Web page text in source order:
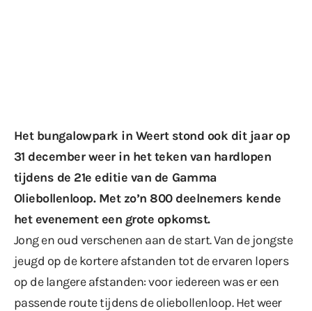
Het bungalowpark in Weert stond ook dit jaar op
31 december weer in het teken van hardlopen
tijdens de 21e editie van de Gamma
Oliebollenloop. Met zo’n 800 deelnemers kende
het evenement een grote opkomst.
Jong en oud verschenen aan de start. Van de jongste
jeugd op de kortere afstanden tot de ervaren lopers
op de langere afstanden: voor iedereen was er een
passende route tijdens de oliebollenloop. Het weer